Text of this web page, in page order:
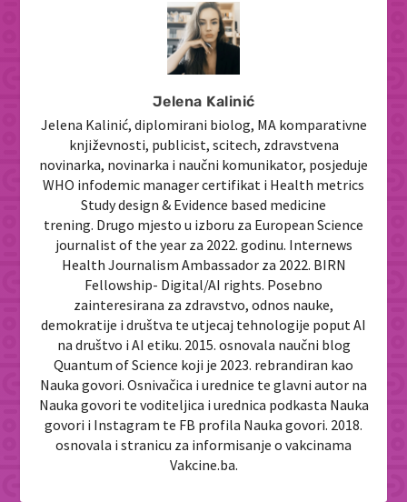
Jelena Kalinić
Jelena Kalinić, diplomirani biolog, MA komparativne
književnosti, publicist, scitech, zdravstvena
novinarka, novinarka i naučni komunikator, posjeduje
WHO infodemic manager certifikat i Health metrics
Study design & Evidence based medicine
trening. Drugo mjesto u izboru za European Science
journalist of the year za 2022. godinu. Internews
Health Journalism Ambassador za 2022. BIRN
Fellowship- Digital/AI rights. Posebno
zainteresirana za zdravstvo, odnos nauke,
demokratije i društva te utjecaj tehnologije poput AI
na društvo i AI etiku. 2015. osnovala naučni blog
Quantum of Science koji je 2023. rebrandiran kao
Nauka govori. Osnivačica i urednice te glavni autor na
Nauka govori te voditeljica i urednica podkasta Nauka
govori i Instagram te FB profila Nauka govori. 2018.
osnovala i stranicu za informisanje o vakcinama
Vakcine.ba.